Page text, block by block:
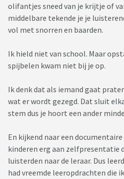
olifantjes sneed van je krijtje of
middelbare tekende je je
vol met snorren en baarden.
Ik hield niet van school. Maar
spijbelen kwam niet bij je op.
Ik denk dat als iemand gaat
wat er wordt gezegd. Dat sluit
stem dus je hoort een ander
En kijkend naar een
kinderen erg aan zelfpresentatie
luisterden naar de leraar. Dus
had vreemde leeropdrachten die